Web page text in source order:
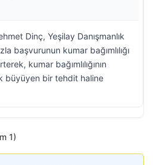
Dinç, Yeşilay Danışmanlık
başvurunun kumar bağımlılığı
kumar bağımlılığının
büyüyen bir tehdit haline
1)